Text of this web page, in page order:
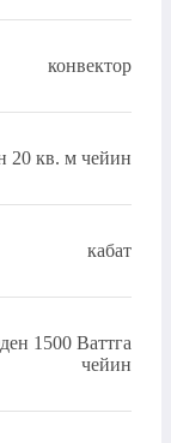
конвектор
20 кв. м чейин
кабат
1500 Ваттга
чейин